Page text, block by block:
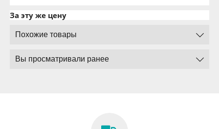
За эту же цену
Похожие товары
Вы просматривали ранее